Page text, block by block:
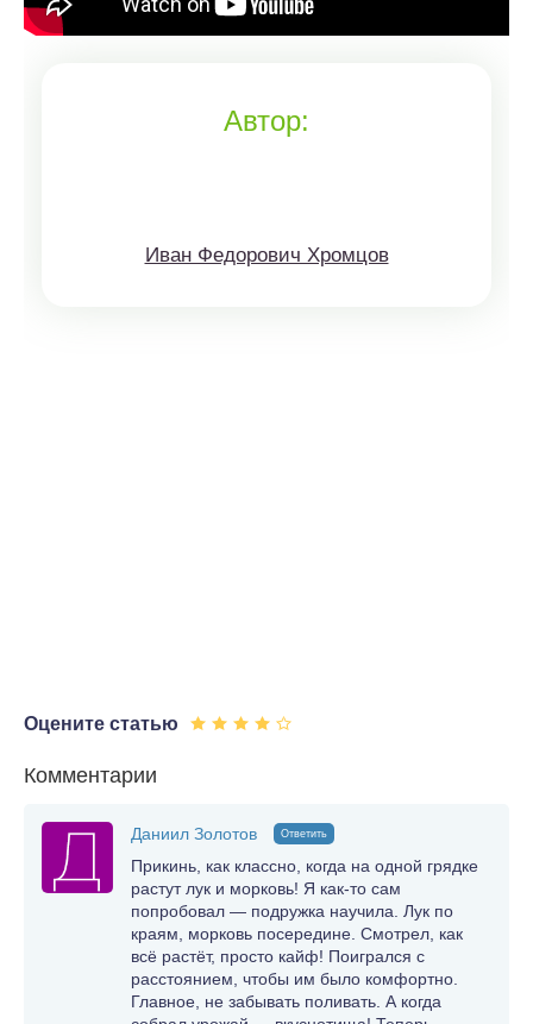
Автор:
Иван Федорович Хромцов
Оцените статью
Комментарии
Даниил Золотов Ответить
Прикинь, как классно, когда на одной грядке
растут лук и морковь! Я как-то сам
попробовал — подружка научила. Лук по
краям, морковь посередине. Смотрел, как
всё растёт, просто кайф! Поигрался с
расстоянием, чтобы им было комфортно.
Главное, не забывать поливать. А когда